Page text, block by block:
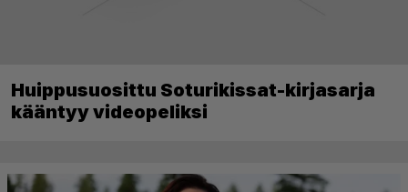
Huippusuosittu Soturikissat-kirjasarja
kääntyy videopeliksi